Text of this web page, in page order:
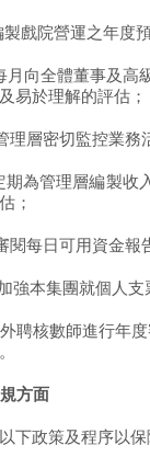
製戲院營運之年度
月向全體董事及高
易於理解的評估；
理層密切監控業務
期為管理層編製收
；
閱每日可用資金報
強本集團就個人
聘核數師進行年
方面
下政策及程序以